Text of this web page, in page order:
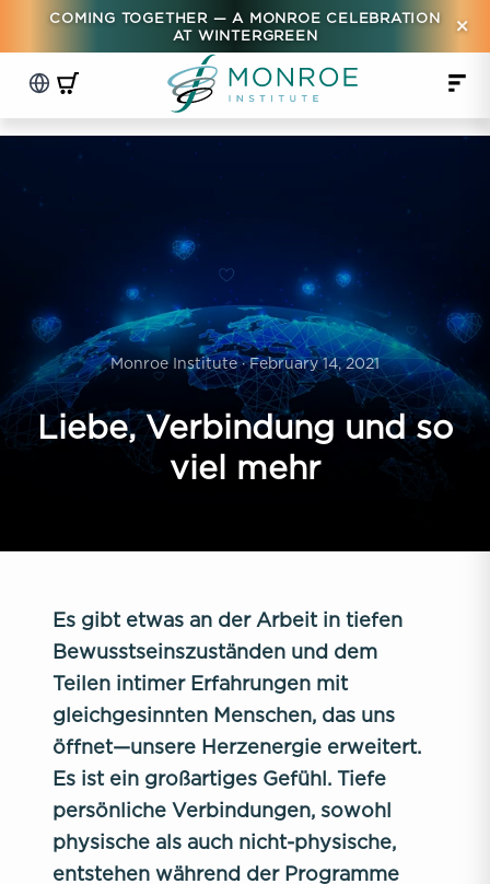
COMING TOGETHER — A MONROE CELEBRATION
AT WINTERGREEN
×
Monroe Institute · February 14, 2021
Liebe, Verbindung und so
viel mehr
Es gibt etwas an der Arbeit in tiefen
Bewusstseinszuständen und dem
Teilen intimer Erfahrungen mit
gleichgesinnten Menschen, das uns
öffnet—unsere Herzenergie erweitert.
Es ist ein großartiges Gefühl. Tiefe
persönliche Verbindungen, sowohl
physische als auch nicht-physische,
entstehen während der Programme